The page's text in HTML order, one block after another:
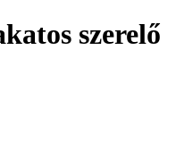
szerelő